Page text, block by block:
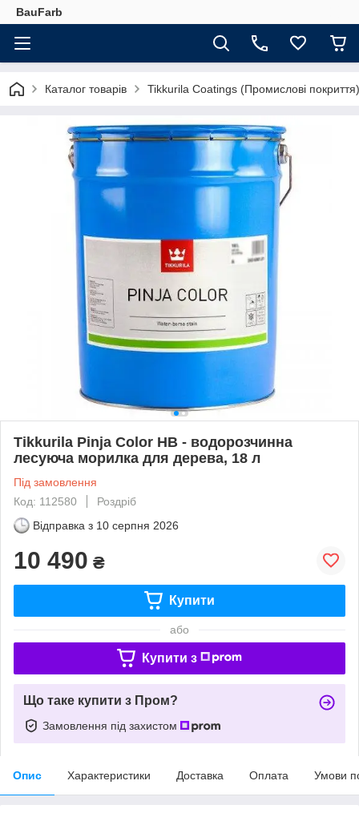
BauFarb
Каталог товарів Tikkurila Coatings (Промислові покриття)
Tikkurila Pinja Color HB - водорозчинна
лесуюча морилка для дерева, 18 л
Під замовлення
Код: 112580
Роздріб
Відправка з 10 серпня 2026
10 490 ₴
Купити
або
Купити з
Що таке купити з Пром?
Замовлення під захистом
Опис Характеристики Доставка Оплата Умови